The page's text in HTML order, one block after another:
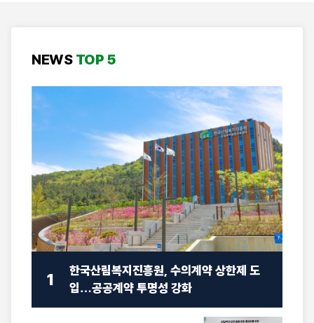
NEWS TOP 5
1
한국산림복지진흥원, 수의계약 상한제 도
입…공공계약 투명성 강화